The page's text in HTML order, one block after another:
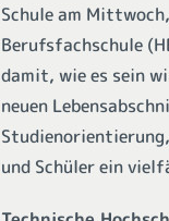
Schule am
Berufsfachschule
damit, wie es sein
neuen
und Schüler ein